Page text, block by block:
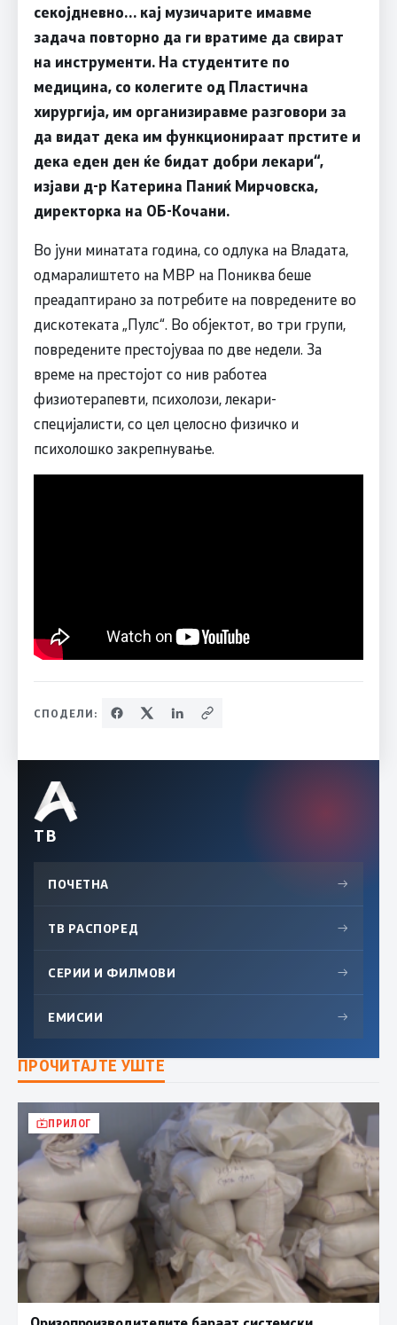
секојдневно… кај музичарите имавме
задача повторно да ги вратиме да свират
на инструменти. На студентите по
медицина, со колегите од Пластична
хирургија, им организиравме разговори за
да видат дека им функционираат прстите и
дека еден ден ќе бидат добри лекари“,
изјави д-р Катерина Паниќ Мирчовска,
директорка на ОБ-Кочани.
Во јуни минатата година, со одлука на Владата,
одмаралиштето на МВР на Пониква беше
преадаптирано за потребите на повредените во
дискотеката „Пулс“. Во објектот, во три групи,
повредените престојуваа по две недели. За
време на престојот со нив работеа
физиотерапевти, психолози, лекари-
специјалисти, со цел целосно физичко и
психолошко закрепнување.
СПОДЕЛИ:
ТВ
ПОЧЕТНА →
ТВ РАСПОРЕД →
СЕРИИ И ФИЛМОВИ →
ЕМИСИИ →
ПРОЧИТАЈТЕ УШТЕ
ПРИЛОГ